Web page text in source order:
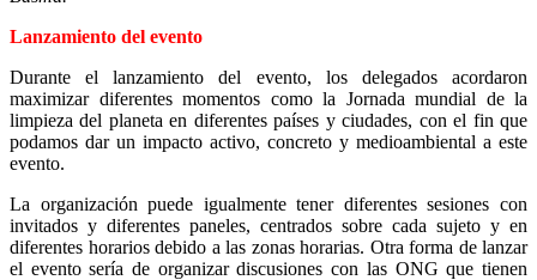
Lanzamiento del evento
Durante el lanzamiento del evento, los delegados acordaron
maximizar diferentes momentos como la Jornada mundial de la
limpieza del planeta en diferentes países y ciudades, con el fin que
podamos dar un impacto activo, concreto y medioambiental a este
evento.
La organización puede igualmente tener diferentes sesiones con
invitados y diferentes paneles, centrados sobre cada sujeto y en
diferentes horarios debido a las zonas horarias. Otra forma de lanzar
el evento sería de organizar discusiones con las ONG que tienen